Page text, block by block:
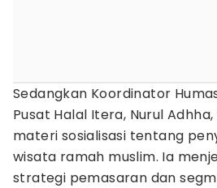
Sedangkan Koordinator
Pusat Halal Itera, Nurul
materi sosialisasi tentang
wisata ramah muslim. Ia
strategi pemasaran dan